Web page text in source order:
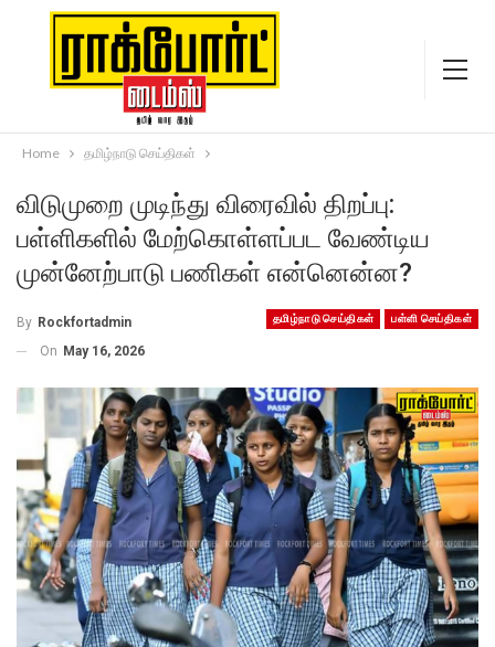
Home தமிழ்நாடு செய்திகள்
விடுமுறை முடிந்து விரைவில் திறப்பு:
பள்ளிகளில் மேற்கொள்ளப்பட வேண்டிய
முன்னேற்பாடு பணிகள் என்னென்ன?
தமிழ்நாடு செய்திகள் பள்ளி செய்திகள்
By Rockfortadmin
On May 16, 2026